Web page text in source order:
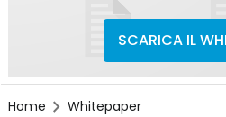
SCARICA IL
Home Whitepaper